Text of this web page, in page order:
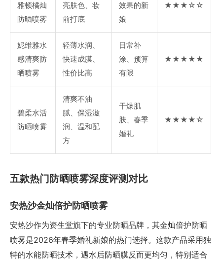
雅顿橘灿
防晒喷雾
亮肤色、妆
前打底
效果的新
娘
★★★☆☆
妮维雅水
感清爽防
晒喷雾
轻薄水润、
快速成膜、
性价比高
日常补
涂、预算
有限
★★★★★
碧柔水活
防晒喷雾
清爽不油
腻、保湿滋
润、温和配
方
干燥肌
肤、春季
婚礼
★★★★☆
五款热门防晒喷雾深度评测对比
安热沙金灿倍护防晒喷雾
安热沙作为资生堂旗下的专业防晒品牌，其金灿倍护防晒
喷雾是2026年春季婚礼新娘的热门选择。这款产品采用独
特的水能防晒技术，遇水后防晒膜反而更均匀，特别适合